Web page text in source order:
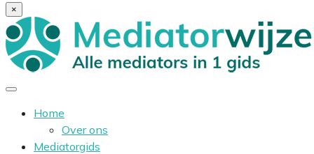
×
Home
Over ons
Mediatorgids